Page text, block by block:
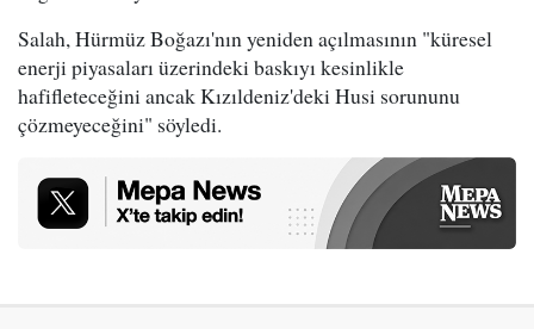
Salah, Hürmüz Boğazı'nın yeniden açılmasının "küresel
enerji piyasaları üzerindeki baskıyı kesinlikle
hafifleteceğini ancak Kızıldeniz'deki Husi sorununu
çözmeyeceğini" söyledi.